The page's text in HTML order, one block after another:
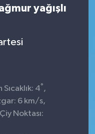
yağışlı
4° ,
6 km/s,
Noktası: